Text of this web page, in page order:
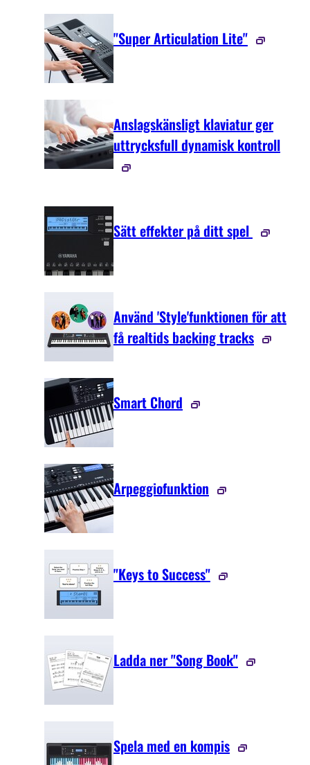
"Super Articulation Lite"
Anslagskänsligt klaviatur ger
uttrycksfull dynamisk kontroll
Sätt effekter på ditt spel
Använd 'Style'funktionen för att
få realtids backing tracks
Smart Chord
Arpeggiofunktion
"Keys to Success"
Ladda ner "Song Book"
Spela med en kompis